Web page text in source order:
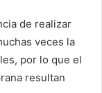
de realizar
veces la
por lo que el
resultan